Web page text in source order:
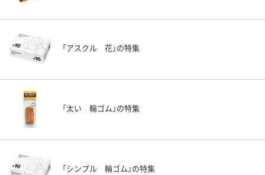
「アスクル 花」の特集
「太い 輪ゴム」の特集
「シンプル 輪ゴム」の特集